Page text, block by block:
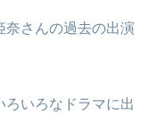
奈さんの過去の出演
いろなドラマに出